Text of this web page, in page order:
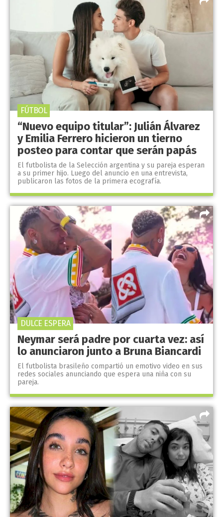
“Nuevo equipo titular”: Julián Álvarez
y Emilia Ferrero hicieron un tierno
posteo para contar que serán papás
El futbolista de la Selección argentina y su pareja esperan
a su primer hijo. Luego del anuncio en una entrevista,
publicaron las fotos de la primera ecografía.
FÚTBOL
Neymar será padre por cuarta vez: así
lo anunciaron junto a Bruna Biancardi
El futbolista brasileño compartió un emotivo video en sus
redes sociales anunciando que espera una niña con su
pareja.
DULCE ESPERA